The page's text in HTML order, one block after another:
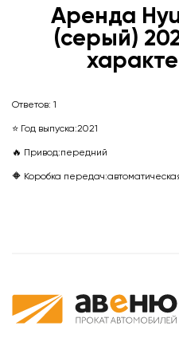
Аренда
(серый)ㅤㅤ
Ответов: 1
⭐ Год выпуска:2021
🔥 Привод:передний
🔶 Коробка передач: